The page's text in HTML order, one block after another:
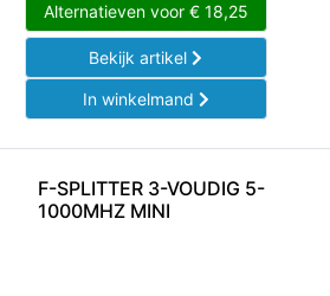
Alternatieven voor €18,25
Bekijk artikel
In winkelmand
F-SPLITTER 3-VOUDIG 5-
1000MHZ MINI